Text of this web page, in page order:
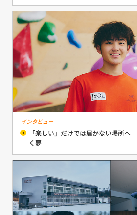
インタビュー
「楽しい」だけでは届かない場所へ
く夢